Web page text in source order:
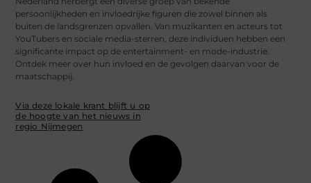
persoonlijkheden en invloedrijke figuren die zowel binnen als
buiten de landsgrenzen opvallen. Van muzikanten en acteurs tot
YouTubers en sociale media-sterren, deze individuen hebben een
significante impact op de entertainment- en mode-industrie.
Ontdek meer over hun invloed en de gevolgen daarvan voor de
maatschappij.
Via deze lokale krant blijft u op
de hoogte van het nieuws in
regio Nijmegen